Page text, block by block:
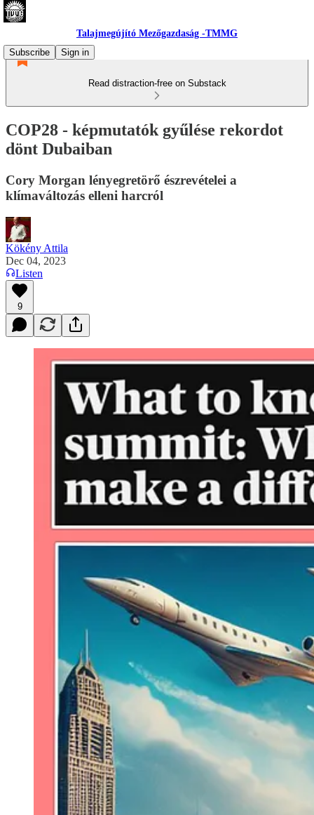
Talajmegújító Mezőgazdaság -TMMG
Subscribe
Sign in
Read distraction-free on Substack
COP28 - képmutatók gyűlése rekordot
dönt Dubaiban
Cory Morgan lényegretörő észrevételei a
klímaváltozás elleni harcról
Kökény Attila
Dec 04, 2023
Listen
9